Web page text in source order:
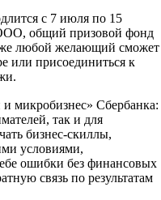
с 7 июля по 15
общий призовой фонд
любой желающий сможет
или присоединиться к
микробизнес» Сбербанка:
так и для
бизнес-скиллы,
условиями,
ошибки без финансовых
связь по результатам